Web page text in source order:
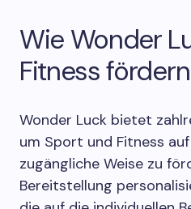
Wie Wonder
Fitness
Wonder Luck bietet
um Sport und Fitness
zugängliche Weise zu
Bereitstellung